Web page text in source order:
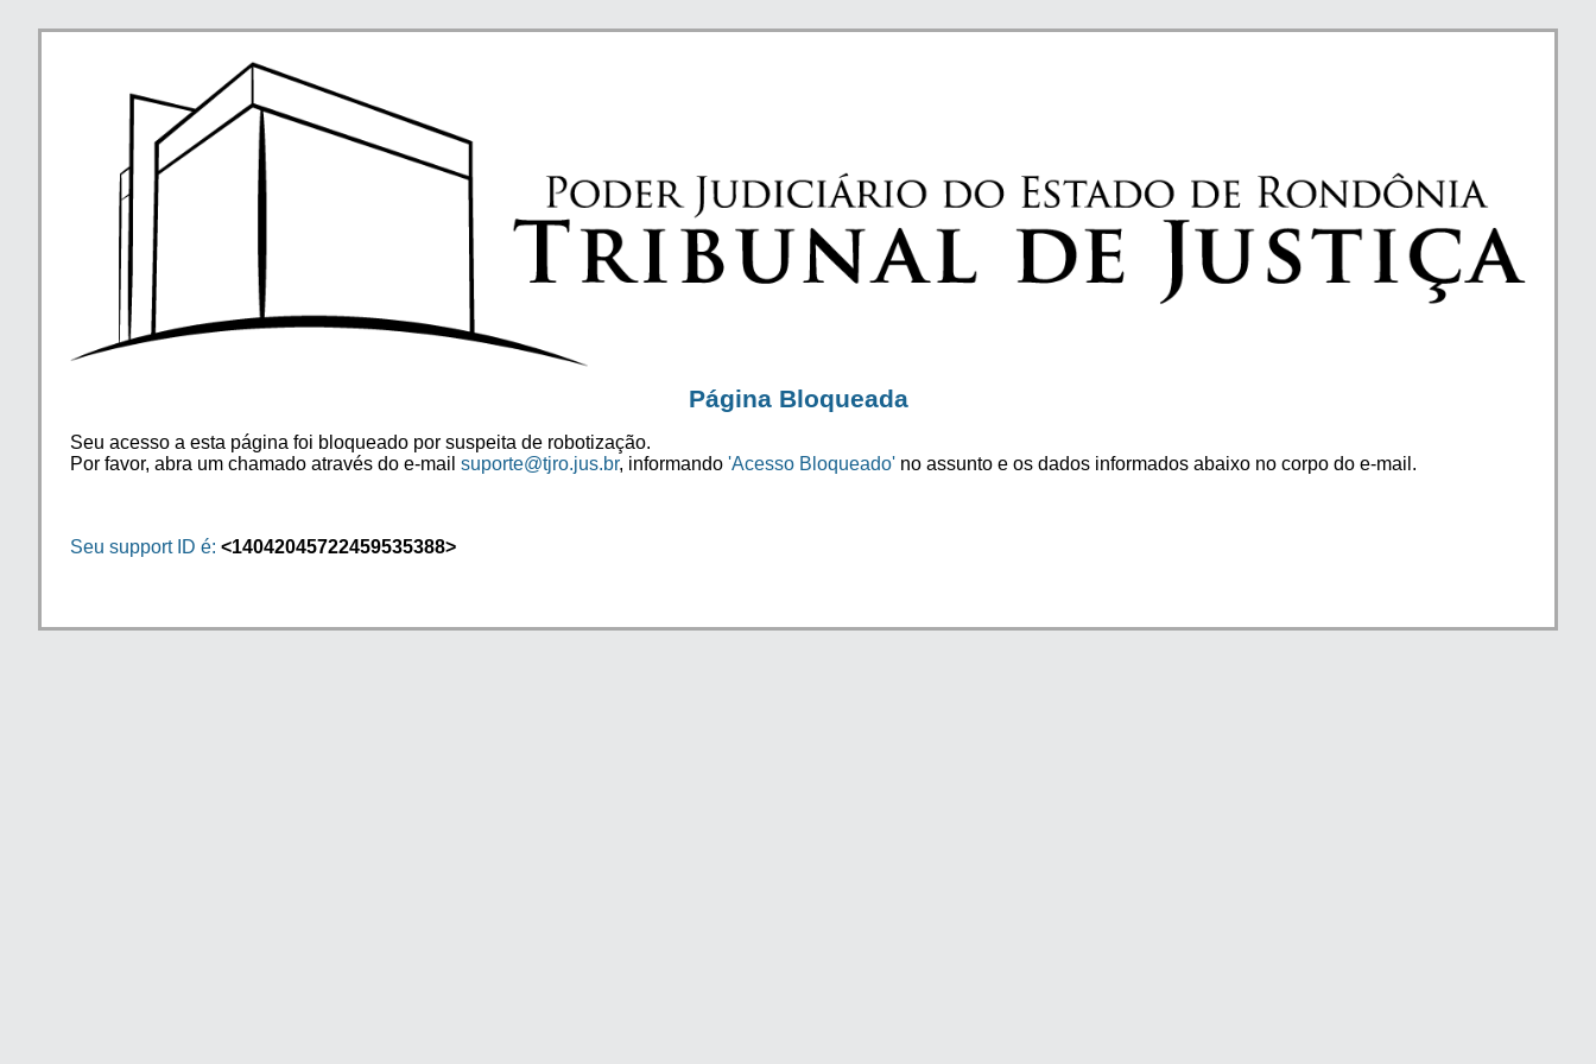
Página Bloqueada
Seu acesso a esta página foi bloqueado por suspeita de robotização.
Por favor, abra um chamado através do e-mail suporte@tjro.jus.br, informando 'Acesso Bloqueado' no assunto e os dados informados abaixo no corpo do e-mail.
Seu support ID é: <14042045722459535388>